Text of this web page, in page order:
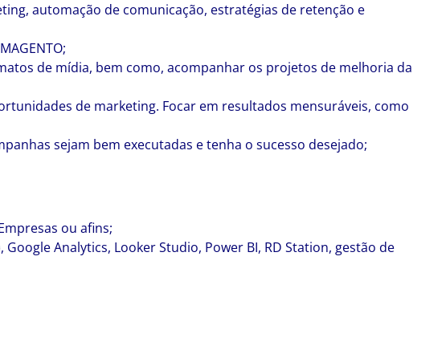
automação de comunicação, estratégias de retenção e
de mídia, bem como, acompanhar os projetos de melhoria da
de marketing. Focar em resultados mensuráveis, como
sejam bem executadas e tenha o sucesso desejado;
ou afins;
Analytics, Looker Studio, Power BI, RD Station, gestão de